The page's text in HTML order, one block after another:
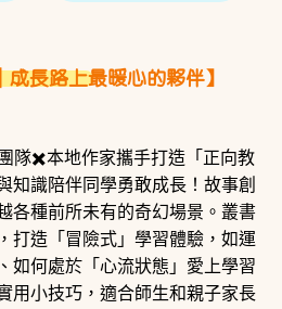
成長路上最暖心的夥伴】
隊✖️本地作家攜手打造「正向教
知識陪伴同學勇敢成長！故事創
各種前所未有的奇幻場景。叢書
打造「冒險式」學習體驗，如運
如何處於「心流狀態」愛上學習
用小技巧，適合師生和親子家長